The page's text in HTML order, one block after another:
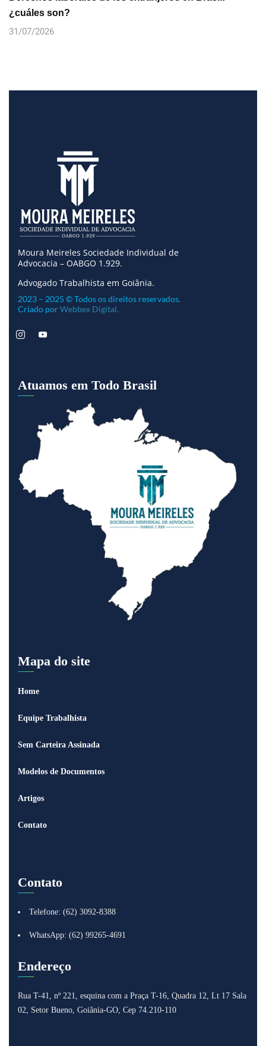
¿cuáles son?
31/07/2026
Moura Meireles Sociedade Individual de
Advocacia – OABGO 1.929.
Advogado Trabalhista em Goiânia.
2023 – 2025 © Todos os direitos reservados.
Criado porWebbex Digital.
Atuamos em Todo Brasil
Mapa do site
Home
Equipe Trabalhista
Sem Carteira Assinada
Modelos de Documentos
Artigos
Contato
Contato
Telefone: (62) 3092-8388
WhatsApp: (62) 99265-4691
Endereço
Rua T-41, nº 221, esquina com a Praça T-16, Quadra 12, Lt 17 Sala
02, Setor Bueno, Goiânia-GO, Cep 74.210-110